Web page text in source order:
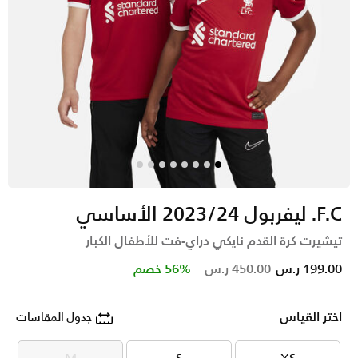
F.C. ليفربول 2023/24 الأساسي
تيشيرت كرة القدم نايكي دراي-فت للأطفال الكبار
Price reduced from
450.00 ر.س to 199.00 ر.س 56% خصم
اختر القياس جدول المقاسات